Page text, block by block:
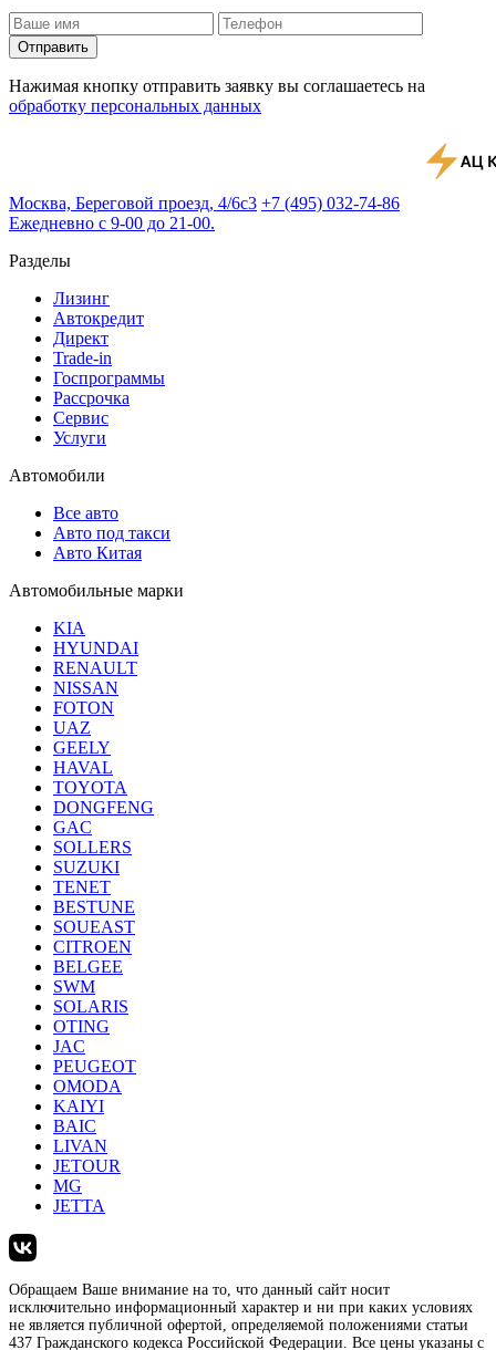
Отправить
Нажимая кнопку отправить заявку вы соглашаетесь на
обработку персональных данных
Москва, Береговой проезд, 4/6с3 +7 (495) 032-74-86
Ежедневно с 9-00 до 21-00.
Разделы
Лизинг
Автокредит
Директ
Trade-in
Госпрограммы
Рассрочка
Сервис
Услуги
Автомобили
Все авто
Авто под такси
Авто Китая
Автомобильные марки
KIA
HYUNDAI
RENAULT
NISSAN
FOTON
UAZ
GEELY
HAVAL
TOYOTA
DONGFENG
GAC
SOLLERS
SUZUKI
TENET
BESTUNE
SOUEAST
CITROEN
BELGEE
SWM
SOLARIS
OTING
JAC
PEUGEOT
OMODA
KAIYI
BAIC
LIVAN
JETOUR
MG
JETTA
Обращаем Ваше внимание на то, что данный сайт носит
исключительно информационный характер и ни при каких условиях
не является публичной офертой, определяемой положениями статьи
437 Гражданского кодекса Российской Федерации. Все цены указаны с